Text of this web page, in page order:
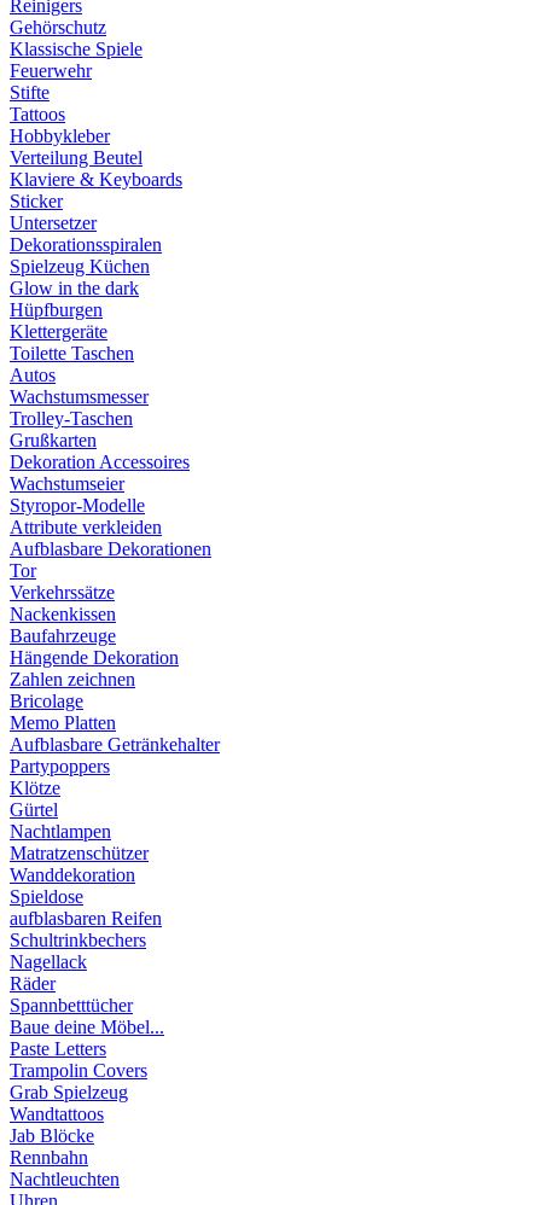
Reinigers
Gehörschutz
Klassische Spiele
Feuerwehr
Stifte
Tattoos
Hobbykleber
Verteilung Beutel
Klaviere & Keyboards
Sticker
Untersetzer
Dekorationsspiralen
Spielzeug Küchen
Glow in the dark
Hüpfburgen
Klettergeräte
Toilette Taschen
Autos
Wachstumsmesser
Trolley-Taschen
Grußkarten
Dekoration Accessoires
Wachstumseier
Styropor-Modelle
Attribute verkleiden
Aufblasbare Dekorationen
Tor
Verkehrssätze
Nackenkissen
Baufahrzeuge
Hängende Dekoration
Zahlen zeichnen
Bricolage
Memo Platten
Aufblasbare Getränkehalter
Partypoppers
Klötze
Gürtel
Nachtlampen
Matratzenschützer
Wanddekoration
Spieldose
aufblasbaren Reifen
Schultrinkbechers
Nagellack
Räder
Spannbetttücher
Baue deine Möbel...
Paste Letters
Trampolin Covers
Grab Spielzeug
Wandtattoos
Jab Blöcke
Rennbahn
Nachtleuchten
Uhren